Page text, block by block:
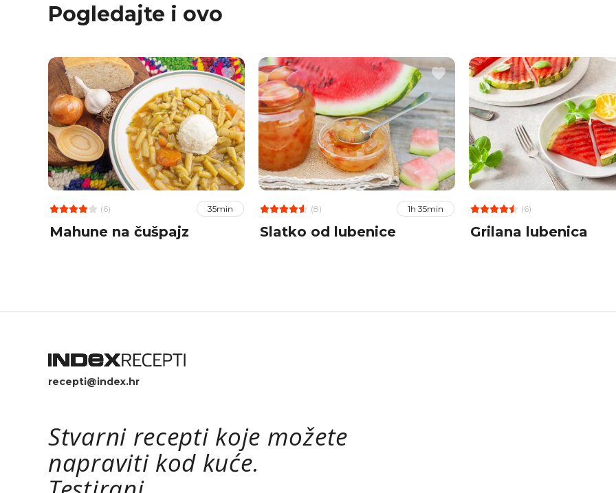
Pogledajte i ovo
(6) 35min
Mahune na čušpajz
(8) 1h 35min
Slatko od lubenice
(6)
Grilana lubenica
recepti@index.hr
Stvarni recepti koje možete
napraviti kod kuće.